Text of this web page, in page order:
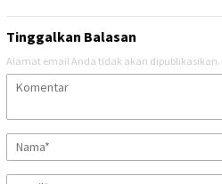
Tinggalkan Balasan
Alamat email Anda tidak akan dipublikasikan.